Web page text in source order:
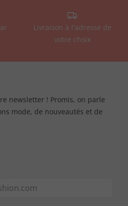
Livraison à l'adresse de
votre choix
newsletter ! Promis, on parle
mode, de nouveautés et de